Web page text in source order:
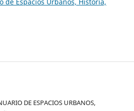
DE ESPACIOS URBANOS,